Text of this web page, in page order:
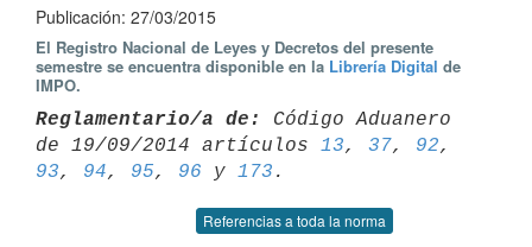
Publicación: 27/03/2015
El Registro Nacional de Leyes y Decretos del presente
semestre se encuentra disponible en la Librería Digital de
IMPO.
Reglamentario/a de:
Código Aduanero
de 19/09/2014 artículos 13, 37, 92,
93, 94, 95, 96 y 173
Referencias a toda la norma